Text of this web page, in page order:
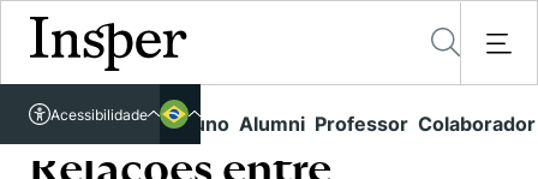
Links rápidos Aluno Alumni Professor Colaborador
Acessibilidade
Acessível em libras
Relações entre